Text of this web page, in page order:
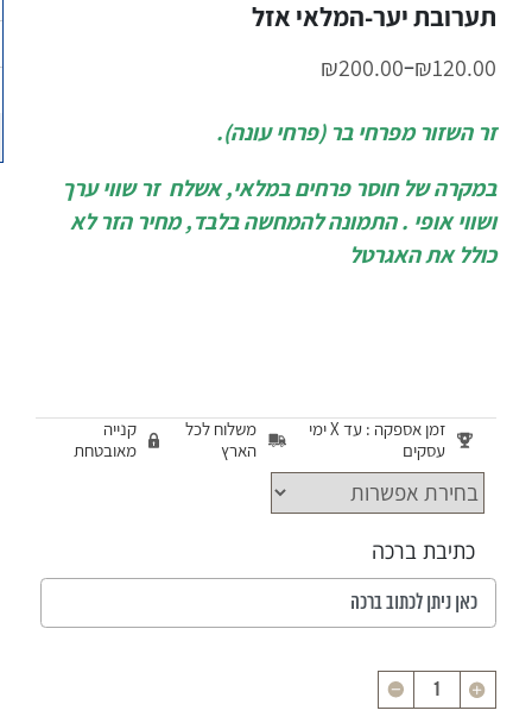
תערובת יער-המלאי אזל
₪120.00
–
₪200.00
זר השזור מפרחי בר (פרחי עונה).
במקרה של חוסר פרחים במלאי, אשלח זר שווי ערך
ושווי אופי . התמונה להמחשה בלבד, מחיר הזר לא
כולל את האגרטל
זמן אספקה : עד X ימי
עסקים
משלוח לכל
הארץ
קנייה
מאובטחת
כתיבת ברכה
כמות